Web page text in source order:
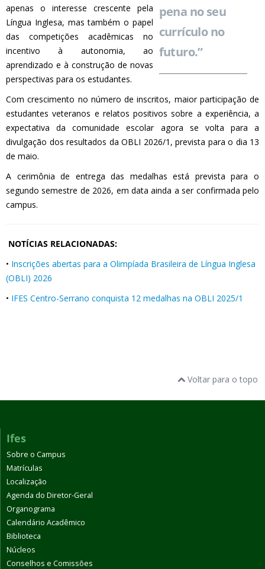
pena no seu
currículo no
futuro.”
apenas o interesse crescente pela
Língua Inglesa, mas também o papel
das competições acadêmicas no
incentivo à autonomia, ao
aprendizado e à construção de novas
perspectivas para os estudantes.
Com crescimento no número de inscritos, maior participação de
estudantes veteranos e relatos positivos sobre a experiência, a
expectativa da comunidade escolar agora se volta para a
divulgação dos resultados da OBLI 2026/1, prevista para o dia 13
de maio.
A cerimônia de entrega das medalhas está prevista para o
segundo semestre de 2026, em data ainda a ser confirmada pelo
campus.
NOTÍCIAS RELACIONADAS:
• Inscrições abertas para a Olimpíada Brasileira de Língua Inglesa
(OBLI) 2026
• IFES Centro-Serrano conquista 12 medalhas na OBLI 2025/1
Voltar para o topo
Ifes
Sobre o Campus
Matrículas
Localização
Agenda do Diretor-Geral
Organograma
Calendário Acadêmico
Biblioteca
Núcleos
Conselhos e Comissões